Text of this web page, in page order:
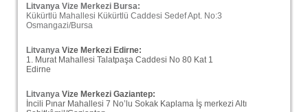
Litvanya Vize Merkezi Bursa:
Kükürtlü Mahallesi Kükürtlü Caddesi Sedef Apt. No:3
Osmangazi/Bursa
Litvanya Vize Merkezi Edirne:
1. Murat Mahallesi Talatpaşa Caddesi No 80 Kat 1
Edirne
Litvanya Vize Merkezi Gaziantep:
İncili Pınar Mahallesi 7 No’lu Sokak Kaplama İş merkezi Altı